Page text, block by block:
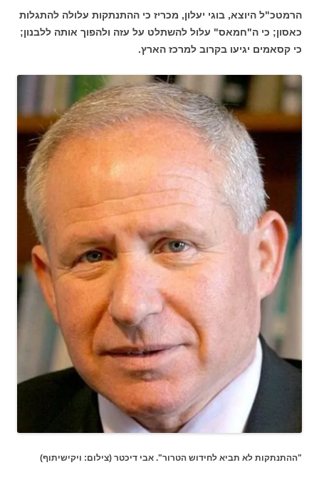
הרמטכ"ל היוצא, בוגי יעלון, מכריז כי ההתנתקות עלולה להתגלות
כאסון; כי ה"חמאס" עלול להשתלט על עזה ולהפוך אותה ללבנון;
כי קסאמים יגיעו בקרוב למרכז הארץ.
"ההתנתקות לא תביא לחידוש הטרור". אבי דיכטר (צילום: ויקישיתוף)